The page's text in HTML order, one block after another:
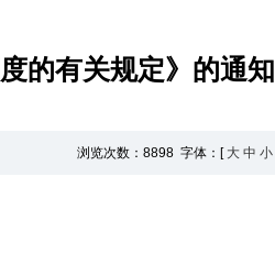
的有关规定》的通
浏览次数： 8898 字体：[ 大 中 小